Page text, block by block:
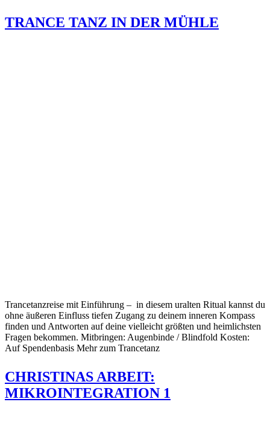
TRANCE TANZ IN DER MÜHLE
Trancetanzreise mit Einführung – in diesem uralten Ritual kannst du
ohne äußeren Einfluss tiefen Zugang zu deinem inneren Kompass
finden und Antworten auf deine vielleicht größten und heimlichsten
Fragen bekommen. Mitbringen: Augenbinde / Blindfold Kosten:
Auf Spendenbasis Mehr zum Trancetanz
CHRISTINAS ARBEIT:
MIKROINTEGRATION 1